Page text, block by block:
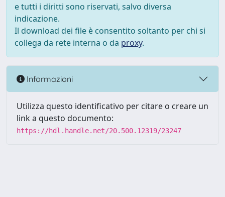
e tutti i diritti sono riservati, salvo diversa
indicazione.
Il download dei file è consentito soltanto per chi si
collega da rete interna o da proxy.
Informazioni
Utilizza questo identificativo per citare o creare un
link a questo documento:
https://hdl.handle.net/20.500.12319/23247